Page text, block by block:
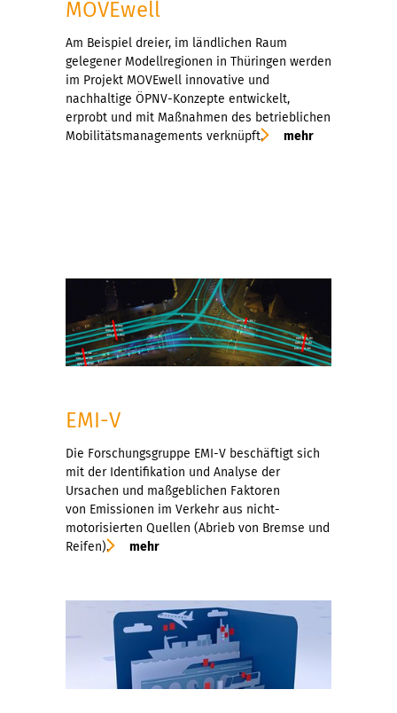
MOVEwell
Am Beispiel dreier, im ländlichen Raum
gelegener Modellregionen in Thüringen werden
im Projekt MOVEwell innovative und
nachhaltige ÖPNV-Konzepte entwickelt,
erprobt und mit Maßnahmen des betrieblichen
Mobilitätsmanagements verknüpft.
mehr
EMI-V
Die Forschungsgruppe EMI-V beschäftigt sich
mit der Identifikation und Analyse der
Ursachen und maßgeblichen Faktoren
von Emissionen im Verkehr aus nicht-
motorisierten Quellen (Abrieb von Bremse und
Reifen).
mehr